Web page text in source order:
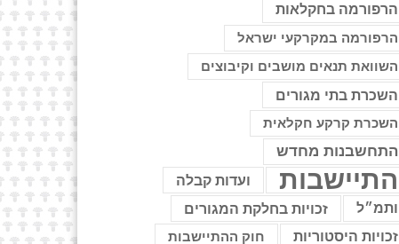
הרפורמה בחקלאות
הרפורמה במקרקעי ישראל
השוואת תנאים מושבים וקיבוצים
השכרת בתי מגורים
השכרת קרקע חקלאית
התחשבנות מחדש
התיישבות ועדות קבלה
ותמ״ל זכויות בחלקת המגורים
זכויות היסטוריות חוק ההתיישבות